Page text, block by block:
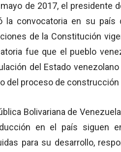
de 2017, el presidente
la convocatoria en su país
de la Constitución
fue que el pueblo
del Estado
del proceso de
Bolivariana de
en el país siguen
para su desarrollo,